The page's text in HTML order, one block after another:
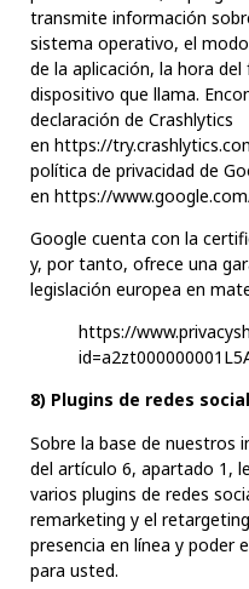
transmite información
sistema operativo, el
de la aplicación, la hora
dispositivo que llama.
declaración de Crashlytics
en https://
política de privacidad de
en https://
Google cuenta con la
y, por tanto, ofrece una
legislación europea en
https://
8) Plugins de redes
Sobre la base de nuestros
del artículo 6, apartado 1,
varios plugins de redes
remarketing y el
presencia en línea y poder
para usted.